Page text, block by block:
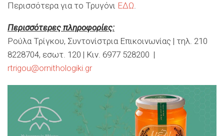
Περισσότερα για το Τρυγόνι ΕΔΩ.
Περισσότερες πληροφορίες:
Ρούλα Τρίγκου, Συντονίστρια Επικοινωνίας | τηλ. 210
8228704, εσωτ. 120 | Κιν. 6977 528200 |
rtrigou@ornithologiki.gr